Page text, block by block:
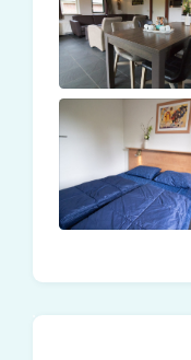
og/eller
Samlet areal: 106
Vælg din egen
Marveld tilbyder
booke din
valg fra det
vores bungalows,
reservation via
Beskrivelsen
MH01 til MH39.